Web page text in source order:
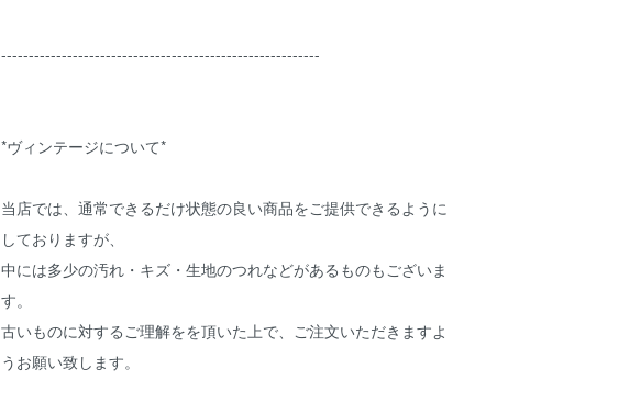
----------------------------------------------------------
*ヴィンテージについて*
当店では、通常できるだけ状態の良い商品をご提供できるように
しておりますが、
中には多少の汚れ・キズ・生地のつれなどがあるものもございま
す。
古いものに対するご理解をを頂いた上で、ご注文いただきますよ
うお願い致します。